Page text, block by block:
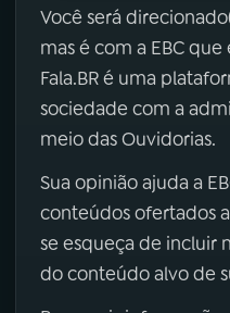
Você será
mas é com a EBC
Fala.BR é uma
sociedade com a
meio das Ouvidorias.
Sua opinião ajuda a
conteúdos ofertados
se esqueça de incluir
do conteúdo alvo de